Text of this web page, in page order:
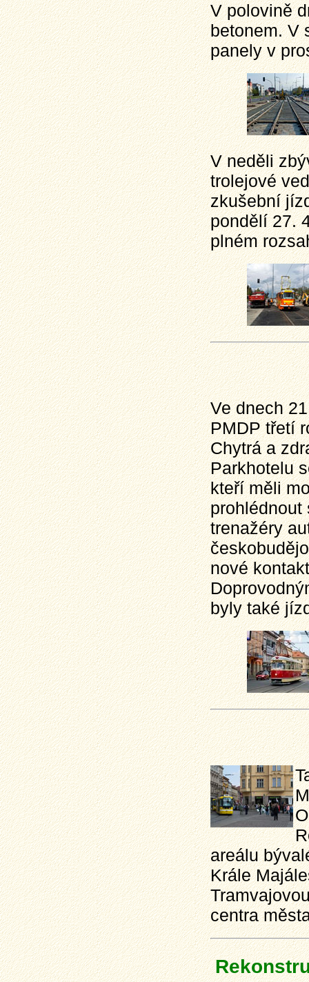
V polovině
betonem. V
panely v
V neděli
trolejové
zkušební
pondělí 27.
plném
Ve dnech
PMDP třetí
Chytrá a
Parkhotelu
kteří měli
prohlédnout
trenažéry
nové
byly také
areálu
Krále
centra